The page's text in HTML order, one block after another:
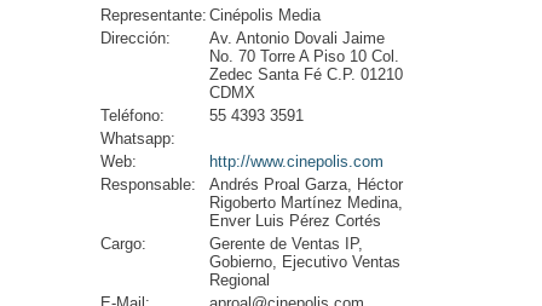
Representante: Cinépolis Media
Dirección:
Av. Antonio Dovali Jaime
No. 70 Torre A Piso 10 Col.
Zedec Santa Fé C.P. 01210
CDMX
Teléfono:
55 4393 3591
Whatsapp:
Web:
http://www.cinepolis.com
Responsable:
Andrés Proal Garza, Héctor
Rigoberto Martínez Medina,
Enver Luis Pérez Cortés
Cargo:
Gerente de Ventas IP,
Gobierno, Ejecutivo Ventas
Regional